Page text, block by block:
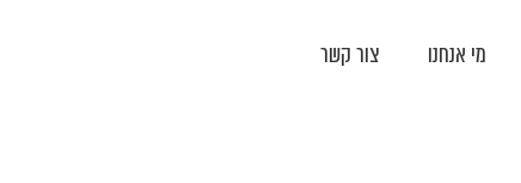
מי אנחנו צור קשר